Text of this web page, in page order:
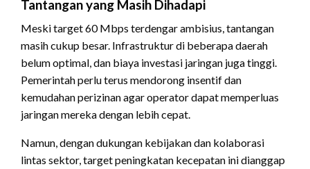
Tantangan yang Masih Dihadapi
Meski target 60 Mbps terdengar ambisius, tantangan
masih cukup besar. Infrastruktur di beberapa daerah
belum optimal, dan biaya investasi jaringan juga tinggi.
Pemerintah perlu terus mendorong insentif dan
kemudahan perizinan agar operator dapat memperluas
jaringan mereka dengan lebih cepat.
Namun, dengan dukungan kebijakan dan kolaborasi
lintas sektor, target peningkatan kecepatan ini dianggap